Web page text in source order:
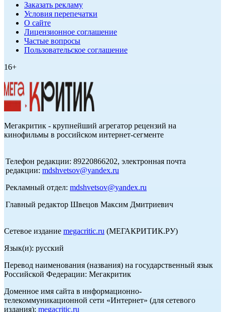
Заказать рекламу
Условия перепечатки
О сайте
Лицензионное соглашение
Частые вопросы
Пользовательское соглашение
16+
Мегакритик - крупнейший агрегатор рецензий на
кинофильмы в российском интернет-сегменте
Телефон редакции: 89220866202, электронная почта
редакции: mdshvetsov@yandex.ru
Рекламный отдел: mdshvetsov@yandex.ru
Главный редактор Швецов Максим Дмитриевич
Сетевое издание megacritic.ru (МЕГАКРИТИК.РУ)
Язык(и): русский
Перевод наименования (названия) на государственный язык
Российской Федерации: Мегакритик
Доменное имя сайта в информационно-
телекоммуникационной сети «Интернет» (для сетевого
издания): megacritic.ru